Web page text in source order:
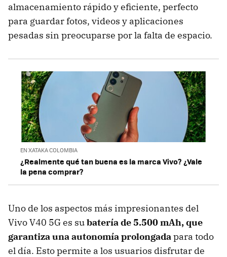
almacenamiento rápido y eficiente, perfecto
para guardar fotos, videos y aplicaciones
pesadas sin preocuparse por la falta de espacio.
EN XATAKA COLOMBIA
¿Realmente qué tan buena es la marca Vivo? ¿Vale
la pena comprar?
Uno de los aspectos más impresionantes del
Vivo V40 5G es subatería de 5.500 mAh, que
garantiza una autonomía prolongadapara todo
el día. Esto permite a los usuarios disfrutar de